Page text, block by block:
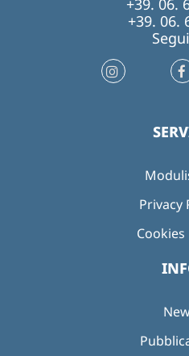
+39. 06.
+39. 06.
Privacy
Cookies